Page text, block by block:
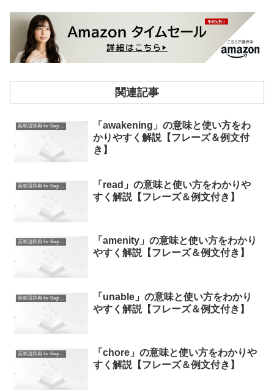
関連記事
英単語辞典 for Beginners
「awakening」の意味と使い方をわ
かりやすく解説【フレーズ＆例文付
き】
英単語辞典 for Beginners
「read」の意味と使い方をわかりや
すく解説【フレーズ＆例文付き】
英単語辞典 for Beginners
「amenity」の意味と使い方をわかり
やすく解説【フレーズ＆例文付き】
英単語辞典 for Beginners
「unable」の意味と使い方をわかり
やすく解説【フレーズ＆例文付き】
英単語辞典 for Beginners
「chore」の意味と使い方をわかりや
すく解説【フレーズ＆例文付き】